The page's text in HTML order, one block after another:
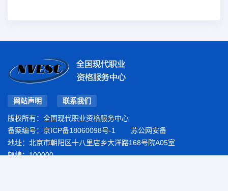
网站声明 联系我们
版权所有：全国现代职业资格服务中心
备案编号： 京ICP备18060098号-1
苏公网安备
地址：北京市朝阳区十八里店乡大洋路168号院A05室
邮编：100000